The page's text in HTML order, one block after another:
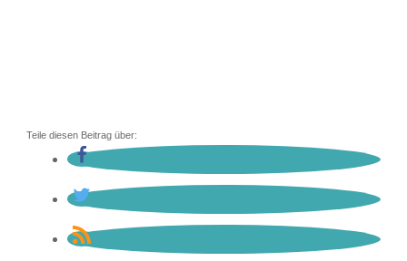
Teile diesen Beitrag über: